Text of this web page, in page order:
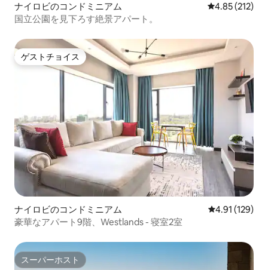
ナイロビのコンドミニアム レビュー212
4.85 (212)
国立公園を見下ろす絶景アパート。
ゲストチョイス
ゲストチョイス
ナイロビのコンドミニアム レビュー129
4.91 (129)
豪華なアパート9階、Westlands - 寝室2室
スーパーホスト
スーパーホスト